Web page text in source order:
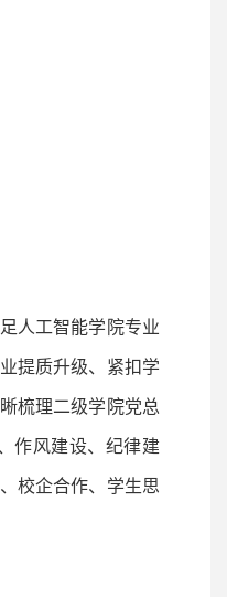
人工智能学院专业
提质升级、紧扣学
梳理二级学院党总
作风建设、纪律建
校企合作、学生思